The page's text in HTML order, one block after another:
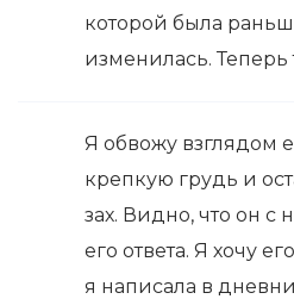
которой была
изменилась.
Я об­во­жу взгля­дом
креп­кую грудь и
зах. Вид­но, что он
е­го от­ве­та. Я хо­чу
я на­пи­са­ла в